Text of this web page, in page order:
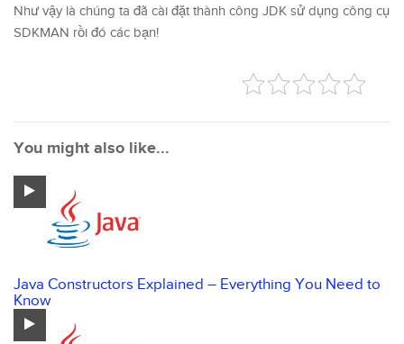
Như vậy là chúng ta đã cài đặt thành công JDK sử dụng công cụ
SDKMAN rồi đó các bạn!
You might also like...
Java Constructors Explained – Everything You Need to
Know